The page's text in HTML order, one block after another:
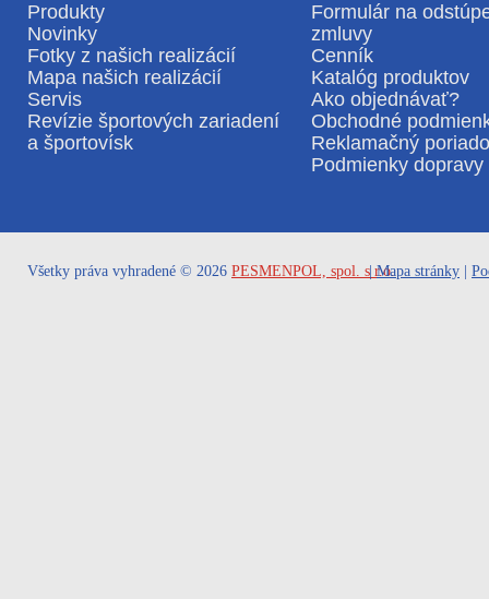
Produkty
Novinky
Fotky z našich realizácií
Mapa našich realizácií
Servis
Revízie športových zariadení
a športovísk
Formulár na
zmluvy
Cenník
Katalóg produktov
Ako objednávať?
Obchodné
Reklamačný
Podmienky dopravy
Všetky práva vyhradené © 2026 PESMENPOL, spol. s r.o.
|Mapa stránky